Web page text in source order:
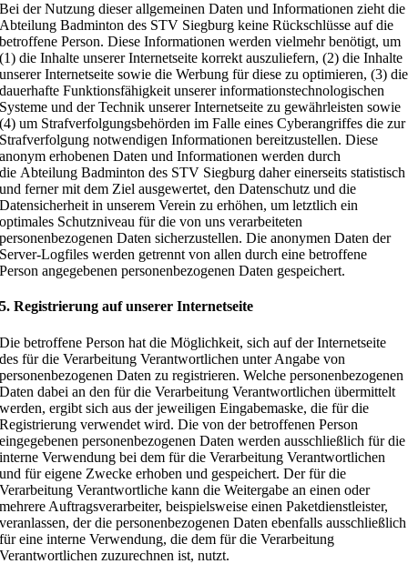
Bei der Nutzung dieser allgemeinen Daten und Informationen zieht die
Abteilung Badminton des STV Siegburg keine Rückschlüsse auf die
betroffene Person. Diese Informationen werden vielmehr benötigt, um
(1) die Inhalte unserer Internetseite korrekt auszuliefern, (2) die Inhalte
unserer Internetseite sowie die Werbung für diese zu optimieren, (3) die
dauerhafte Funktionsfähigkeit unserer informationstechnologischen
Systeme und der Technik unserer Internetseite zu gewährleisten sowie
(4) um Strafverfolgungsbehörden im Falle eines Cyberangriffes die zur
Strafverfolgung notwendigen Informationen bereitzustellen. Diese
anonym erhobenen Daten und Informationen werden durch
die Abteilung Badminton des STV Siegburg daher einerseits statistisch
und ferner mit dem Ziel ausgewertet, den Datenschutz und die
Datensicherheit in unserem Verein zu erhöhen, um letztlich ein
optimales Schutzniveau für die von uns verarbeiteten
personenbezogenen Daten sicherzustellen. Die anonymen Daten der
Server-Logfiles werden getrennt von allen durch eine betroffene
Person angegebenen personenbezogenen Daten gespeichert.
5. Registrierung auf unserer Internetseite
Die betroffene Person hat die Möglichkeit, sich auf der Internetseite
des für die Verarbeitung Verantwortlichen unter Angabe von
personenbezogenen Daten zu registrieren. Welche personenbezogenen
Daten dabei an den für die Verarbeitung Verantwortlichen übermittelt
werden, ergibt sich aus der jeweiligen Eingabemaske, die für die
Registrierung verwendet wird. Die von der betroffenen Person
eingegebenen personenbezogenen Daten werden ausschließlich für die
interne Verwendung bei dem für die Verarbeitung Verantwortlichen
und für eigene Zwecke erhoben und gespeichert. Der für die
Verarbeitung Verantwortliche kann die Weitergabe an einen oder
mehrere Auftragsverarbeiter, beispielsweise einen Paketdienstleister,
veranlassen, der die personenbezogenen Daten ebenfalls ausschließlich
für eine interne Verwendung, die dem für die Verarbeitung
Verantwortlichen zuzurechnen ist, nutzt.